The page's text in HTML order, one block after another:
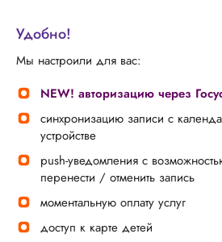
Удобно!
Мы настроили для вас:
NEW! авторизацию через
синхронизацию записи с
устройстве
push-уведомления с
перенести / отменить запись
моментальную оплату услуг
доступ к карте детей